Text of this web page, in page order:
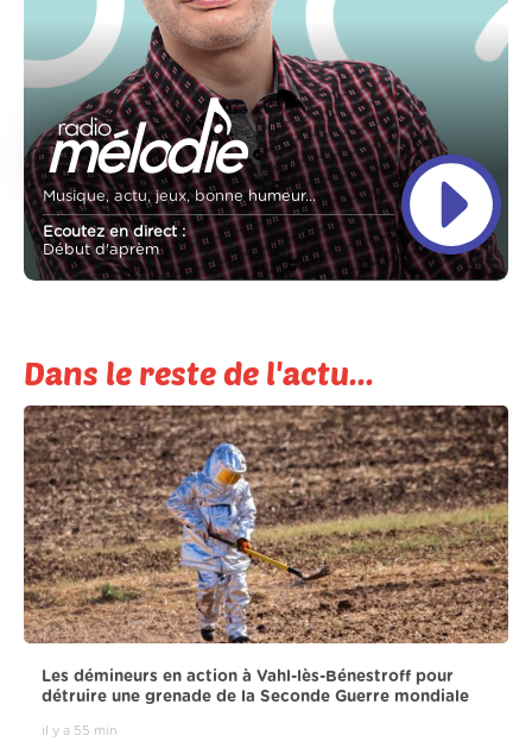
Musique, actu, jeux, bonne humeur...
Ecoutez en direct :
Début d'aprèm
Dans le reste de l'actu...
Les démineurs en action à Vahl-lès-Bénestroff pour
détruire une grenade de la Seconde Guerre mondiale
il y a 55 min